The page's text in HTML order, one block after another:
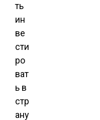
ть
ин
ве
сти
ро
ват
ь в
стр
ану